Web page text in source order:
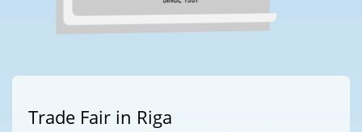
Trade Fair in Riga